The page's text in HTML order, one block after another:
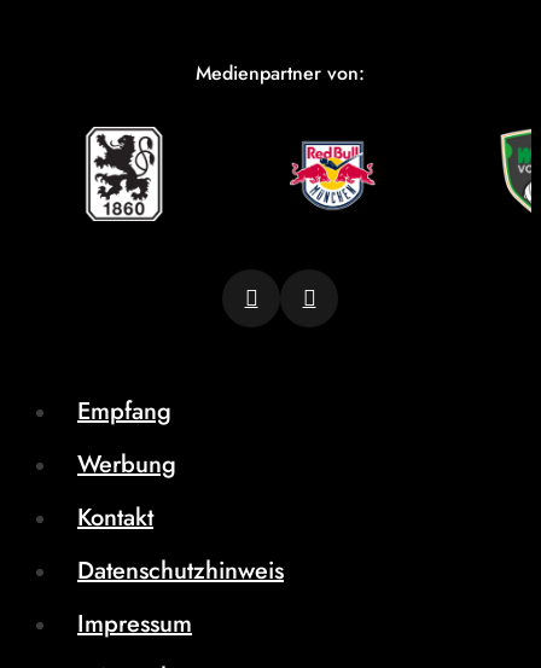
Medienpartner von:
Empfang
Werbung
Kontakt
Datenschutzhinweis
Impressum